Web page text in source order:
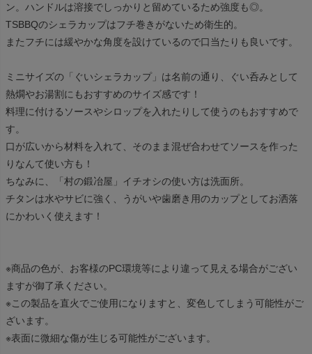
ン。ハンドルは溶接でしっかりと留めているため強度も◎。
TSBBQのシェラカップはフチ巻きがないため衛生的。
またフチには緩やかな角度を設けているので口当たりも良いです。
ミニサイズの「ぐいシェラカップ」は名前の通り、ぐい呑みとして
熱燗やお湯割にもおすすめのサイズ感です！
料理に付けるソースやシロップを入れたりして使うのもおすすめで
す。
口が広いから材料を入れて、そのまま混ぜ合わせてソースを作った
りなんて使い方も！
ちなみに、「村の鍛冶屋」イチオシの使い方は洗面所。
チタンは水やサビに強く、うがいや歯磨き用のカップとしてお洒落
にかわいく使えます！
※商品の色が、お客様のPC環境等により違って見える場合がござい
ますが御了承ください。
※この製品を直火でご使用になりますと、変色してしまう可能性がご
ざいます。
※表面に微細な傷が生じる可能性がございます。